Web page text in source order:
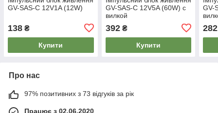
GV-SAS-С 12V1A (12W)
138 ₴
Купити
GV-SAS-C 12V5A (60W) с
вилкой
392₴
Купити
GV-
282
Про нас
97% позитивних з 73 відгуків за рік
Працює з 02.06.2020